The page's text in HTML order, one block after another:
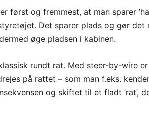
først og fremmest, at man sparer
Det sparer plads og gør det
øge pladsen i kabinen.
rundt rat. Med steer-by-wire
på rattet – som man f.eks.
og skiftet til et fladt ’rat’,